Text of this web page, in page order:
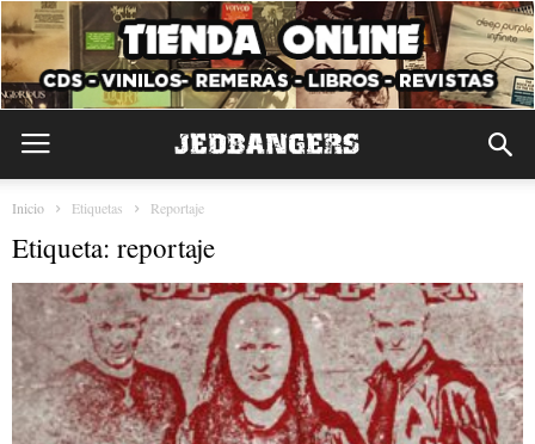
Inicio Etiquetas Reportaje
Etiqueta: reportaje